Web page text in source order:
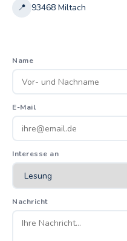
📍 93468 Miltach
Name
E-Mail
Interesse an
Nachricht